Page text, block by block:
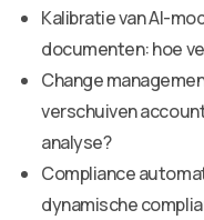
Kalibratie van AI-
documenten: hoe
Change
verschuiven
analyse?
Compliance
dynamische